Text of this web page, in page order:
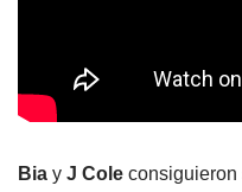
Bia y J Cole consiguieron